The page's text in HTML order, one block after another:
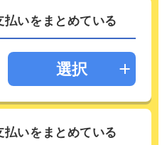
払いをまとめている
選択
払いをまとめている